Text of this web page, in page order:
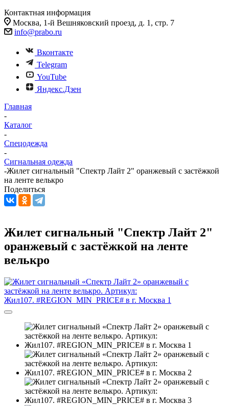
Контактная информация
Москва, 1-й Вешняковский проезд, д. 1, стр. 7
info@prabo.ru
Вконтакте
Telegram
YouTube
Яндекс.Дзен
Главная
-
Каталог
-
Спецодежда
-
Сигнальная одежда
-Жилет сигнальный "Спектр Лайт 2" оранжевый с застёжкой
на ленте велькро
Поделиться
Жилет сигнальный "Спектр Лайт 2"
оранжевый с застёжкой на ленте
велькро